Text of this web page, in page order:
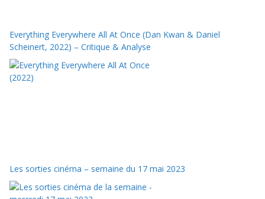
Everything Everywhere All At Once (Dan Kwan & Daniel
Scheinert, 2022) – Critique & Analyse
Les sorties cinéma – semaine du 17 mai 2023